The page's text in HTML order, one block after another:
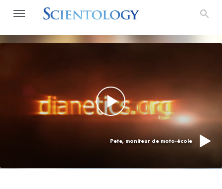
Pete, moniteur de moto-école